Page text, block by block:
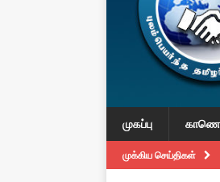
முகப்பு
முக்கிய செய்திகள்